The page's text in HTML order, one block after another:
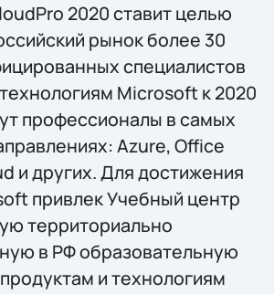
2020 ставит целью
рынок более 30
специалистов
Microsoft к 2020
профессионалы в самых
Azure, Office
и других. Для достижения
привлек Учебный центр
территориально
в РФ образовательную
и технологиям